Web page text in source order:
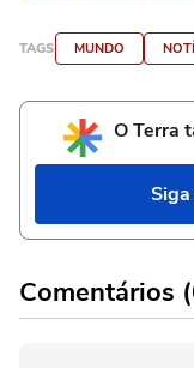
TAGS MUNDO
O Terra
Comentários